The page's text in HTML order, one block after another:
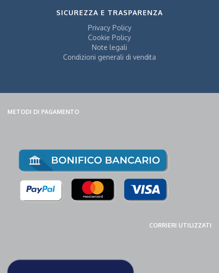
SICUREZZA E TRASPARENZA
Privacy Policy
Cookie Policy
Note legali
Condizioni generali di vendita
METODI DI PAGAMENTO
CORRIERI UTILIZZATI